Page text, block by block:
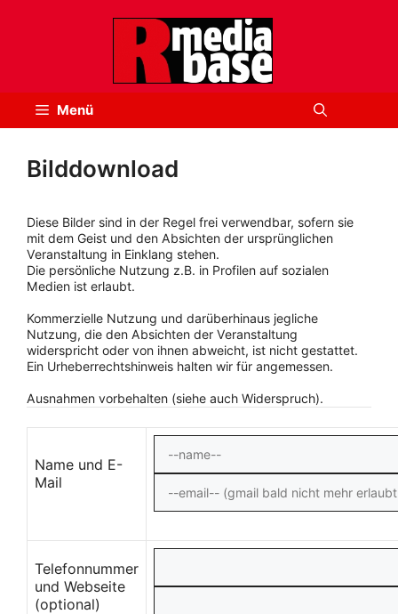
Menü
Bilddownload
Diese Bilder sind in der Regel frei verwendbar, sofern sie
mit dem Geist und den Absichten der ursprünglichen
Veranstaltung in Einklang stehen.
Die persönliche Nutzung z.B. in Profilen auf sozialen
Medien ist erlaubt.
Kommerzielle Nutzung und darüberhinaus jegliche
Nutzung, die den Absichten der Veranstaltung
widerspricht oder von ihnen abweicht, ist nicht gestattet.
Ein Urheberrechtshinweis halten wir für angemessen.
Ausnahmen vorbehalten (siehe auch Widerspruch).
Name und E-
Mail
Telefonnummer
und Webseite
(optional)